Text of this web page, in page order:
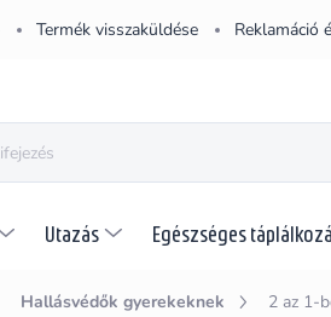
Termék visszaküldése Reklamáció
Utazás Egészséges
Hallásvédők gyerekeknek 2 az 1-